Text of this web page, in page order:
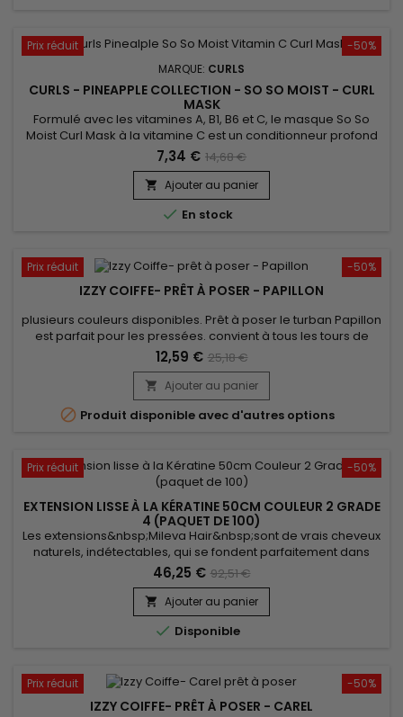
-50%
Prix réduit
MARQUE: CURLS
CURLS - PINEAPPLE COLLECTION - SO SO MOIST - CURL
MASK
Formulé avec les vitamines A, B1, B6 et C, le masque So So
Moist Curl Mask à la vitamine C est un conditionneur profond
parfait infusé avec de la vitamine C, A et plus !&nbsp; Son
action renforce la croissance des cheveux, augmente la
production de sébum et diminue la perte des cheveux !
7,34 € 14,68 €
 Ajouter au panier
 En stock
-50%
Prix réduit
IZZY COIFFE- PRÊT À POSER - PAPILLON
plusieurs couleurs disponibles. Prêt à poser le turban Papillon
est parfait pour les pressées. convient à tous les tours de
tête. Il vous suffit de l'enfiler comme un bonnet classique pour
booster votre style ! confort inégalé et un très beau rendu.
Vendu avec son bijou pour un look élégant.
12,59 € 25,18 €
 Ajouter au panier
 Produit disponible avec d'autres options
-50%
Prix réduit
EXTENSION LISSE À LA KÉRATINE 50CM COULEUR 2 GRADE
4 (PAQUET DE 100)
Les extensions&nbsp;Mileva Hair&nbsp;sont de vrais cheveux
naturels, indétectables, qui se fondent parfaitement dans
votre chevelure, en augmentant son volume ou sa longueur.
Très soyeux, très doux, ils sont 100% rémy hair.&nbsp; Le
cheveu est très léger, souple, et vous donne un look très
naturel.
46,25 € 92,51 €
 Ajouter au panier
 Disponible
-50%
Prix réduit
IZZY COIFFE- PRÊT À POSER - CAREL